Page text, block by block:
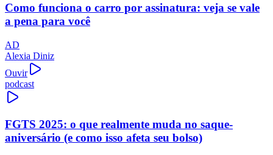
Como funciona o carro por assinatura: veja se vale
a pena para você
AD
Alexia Diniz
Ouvir
podcast
FGTS 2025: o que realmente muda no saque-
aniversário (e como isso afeta seu bolso)